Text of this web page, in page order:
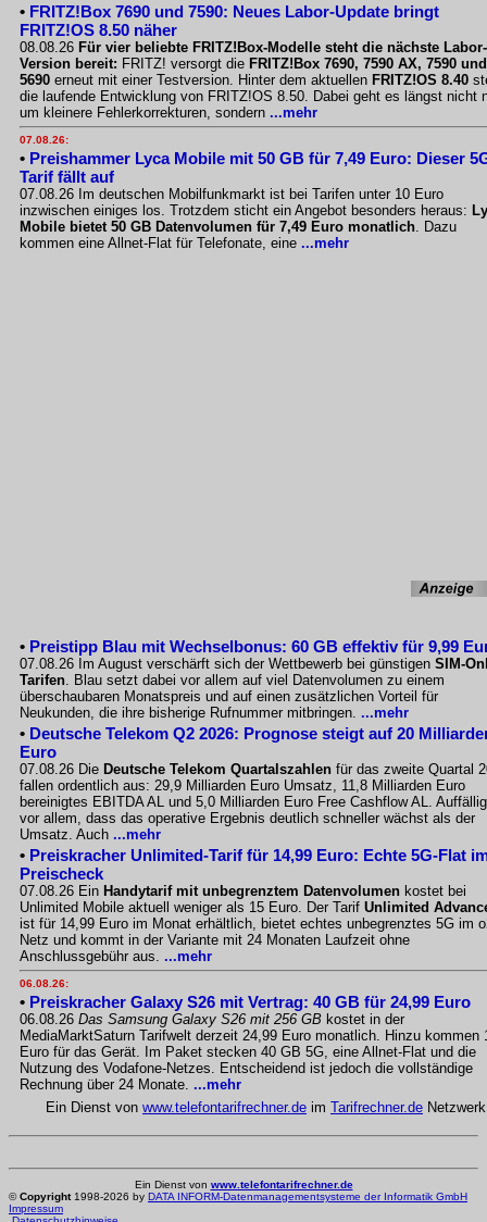
• FRITZ!Box 7690 und 7590: Neues Labor-Update bringt
FRITZ!OS 8.50 näher
08.08.26 Für vier beliebte FRITZ!Box-Modelle steht die nächste Labor-
Version bereit: FRITZ! versorgt die FRITZ!Box 7690, 7590 AX, 7590 und
5690 erneut mit einer Testversion. Hinter dem aktuellen FRITZ!OS 8.40
die laufende Entwicklung von FRITZ!OS 8.50. Dabei geht es längst nicht
um kleinere Fehlerkorrekturen, sondern ...mehr
07.08.26:
• Preishammer Lyca Mobile mit 50 GB für 7,49 Euro: Dieser
Tarif fällt auf
07.08.26 Im deutschen Mobilfunkmarkt ist bei Tarifen unter 10 Euro
inzwischen einiges los. Trotzdem sticht ein Angebot besonders heraus:
Mobile bietet 50 GB Datenvolumen für 7,49 Euro monatlich. Dazu
kommen eine Allnet-Flat für Telefonate, eine ...mehr
• Preistipp Blau mit Wechselbonus: 60 GB effektiv für 9,99
07.08.26 Im August verschärft sich der Wettbewerb bei günstigen SIM-
Tarifen. Blau setzt dabei vor allem auf viel Datenvolumen zu einem
überschaubaren Monatspreis und auf einen zusätzlichen Vorteil für
Neukunden, die ihre bisherige Rufnummer mitbringen. ...mehr
• Deutsche Telekom Q2 2026: Prognose steigt auf 20
Euro
07.08.26 Die Deutsche Telekom Quartalszahlen für das zweite Quartal
fallen ordentlich aus: 29,9 Milliarden Euro Umsatz, 11,8 Milliarden Euro
bereinigtes EBITDA AL und 5,0 Milliarden Euro Free Cashflow AL.
vor allem, dass das operative Ergebnis deutlich schneller wächst als der
Umsatz. Auch ...mehr
• Preiskracher Unlimited-Tarif für 14,99 Euro: Echte 5G-Flat
Preischeck
07.08.26 Ein Handytarif mit unbegrenztem Datenvolumen kostet bei
Unlimited Mobile aktuell weniger als 15 Euro. Der Tarif Unlimited
ist für 14,99 Euro im Monat erhältlich, bietet echtes unbegrenztes 5G im
Netz und kommt in der Variante mit 24 Monaten Laufzeit ohne
Anschlussgebühr aus. ...mehr
06.08.26:
• Preiskracher Galaxy S26 mit Vertrag: 40 GB für 24,99 Euro
06.08.26 Das Samsung Galaxy S26 mit 256 GB kostet in der
MediaMarktSaturn Tarifwelt derzeit 24,99 Euro monatlich. Hinzu kommen
Euro für das Gerät. Im Paket stecken 40 GB 5G, eine Allnet-Flat und die
Nutzung des Vodafone-Netzes. Entscheidend ist jedoch die vollständige
Rechnung über 24 Monate. ...mehr
Ein Dienst von www.telefontarifrechner.de im Tarifrechner.de Netzwerk
Ein Dienst von www.telefontarifrechner.de
©Copyright1998-2026 by DATA INFORM-Datenmanagementsysteme der Informatik GmbH
Impressum